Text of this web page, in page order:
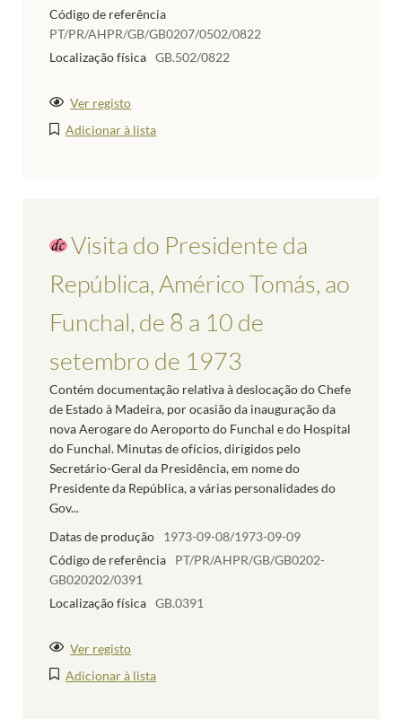
Código de referência
PT/PR/AHPR/GB/GB0207/0502/0822
Localização física GB.502/0822
Ver registo
Adicionar à lista
Visita do Presidente da
República, Américo Tomás, ao
Funchal, de 8 a 10 de
setembro de 1973
Contém documentação relativa à deslocação do Chefe
de Estado à Madeira, por ocasião da inauguração da
nova Aerogare do Aeroporto do Funchal e do Hospital
do Funchal. Minutas de ofícios, dirigidos pelo
Secretário-Geral da Presidência, em nome do
Presidente da República, a várias personalidades do
Gov...
Datas de produção
1973-09-08/1973-09-09
Código de referência
PT/PR/AHPR/GB/GB0202-
GB020202/0391
Localização física GB.0391
Ver registo
Adicionar à lista